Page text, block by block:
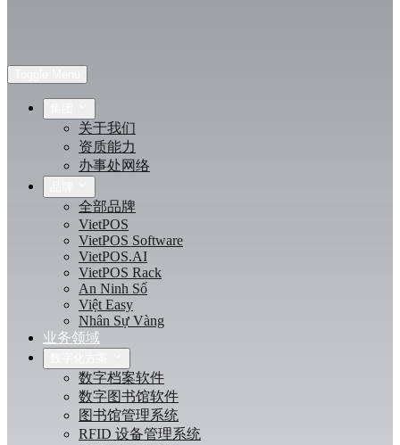
关于我们
资质能力
办事处网络
全部品牌
VietPOS
VietPOS Software
VietPOS.AI
VietPOS Rack
An Ninh Số
Việt Easy
Nhân Sự Vàng
业务领域
数字档案软件
数字图书馆软件
图书馆管理系统
RFID 设备管理系统